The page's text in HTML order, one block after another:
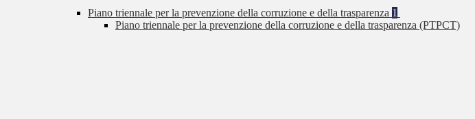
Piano triennale per la prevenzione della corruzione e della trasparenza 1
Piano triennale per la prevenzione della corruzione e della trasparenza (PTPCT)